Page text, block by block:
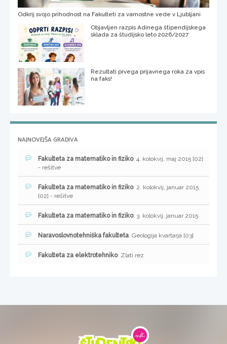
Odkrij svojo prihodnost na Fakulteti za varnostne vede v Ljubljani
Objavljen razpis Adinega štipendijskega
sklada za študijsko leto 2026/2027
Rezultati prvega prijavnega roka za vpis
na faks!
NAJNOVEJŠA GRADIVA
Fakulteta za matematiko in fiziko: 4. kolokvij, maj 2015 [02]
- rešitve
Fakulteta za matematiko in fiziko: 2. kolokvij, januar 2015
[02] - rešitve
Fakulteta za matematiko in fiziko: 3. kolokvij, januar 2015
Naravoslovnotehniška fakulteta: Geologija kvartarja [03]
Fakulteta za elektrotehniko: Zlati rez